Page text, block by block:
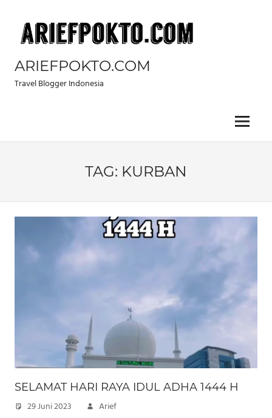
content
ARIEFPOKTO.COM
Travel Blogger Indonesia
Menu
TAG: KURBAN
SELAMAT HARI RAYA IDUL ADHA 1444 H
29 Juni 2023 Arief